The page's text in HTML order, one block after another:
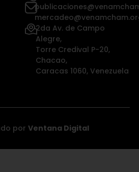
2da Av. de Campo
Alegre,
Torre Credival P-20,
Chacao,
Caracas 1060, Venezuela
por Ventana Digital